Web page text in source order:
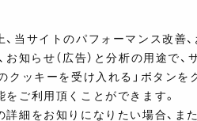
当サイトのパフォーマンス改善
お知らせ（広告）と分析の用途で
クッキーを受け入れる」ボタン
ご利用頂くことができます。
詳細をお知りになりたい場合、ま